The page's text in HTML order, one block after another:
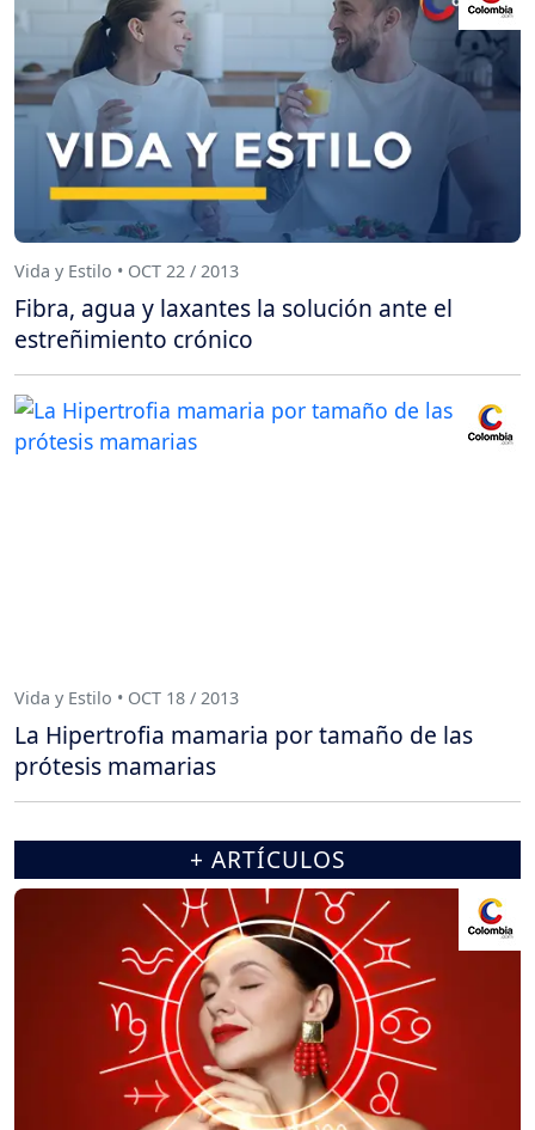
Vida y Estilo • OCT 22 / 2013
Fibra, agua y laxantes la solución ante el
estreñimiento crónico
Vida y Estilo • OCT 18 / 2013
La Hipertrofia mamaria por tamaño de las
prótesis mamarias
+ ARTÍCULOS